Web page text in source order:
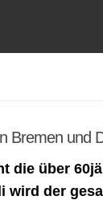
Bremen und
die über
wird der